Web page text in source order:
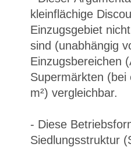
kleinflächige
Einzugsgebiet
sind (unabhängig
Einzugsbereichen
Supermärkten (bei
m²) vergleichbar.
- Diese
Siedlungsstruktur